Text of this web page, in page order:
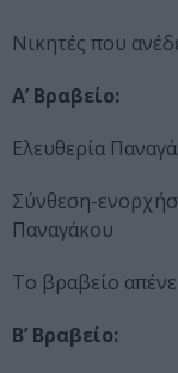
Νικητές που
Α’ Βραβείο:
Ελευθερία
Σύνθεση-
Παναγάκου
Το βραβείο
Β’ Βραβείο: